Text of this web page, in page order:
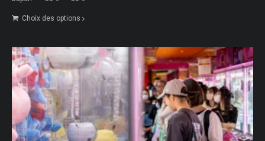
Choix des options